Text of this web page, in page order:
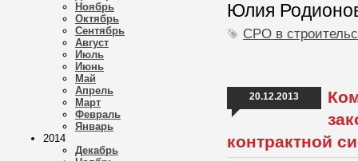
Ноябрь
Октябрь
Сентябрь
Август
Июль
Июнь
Май
Апрель
Март
Февраль
Январь
2014
Декабрь
Юлия
СРО в
20.12.2013
контрактной